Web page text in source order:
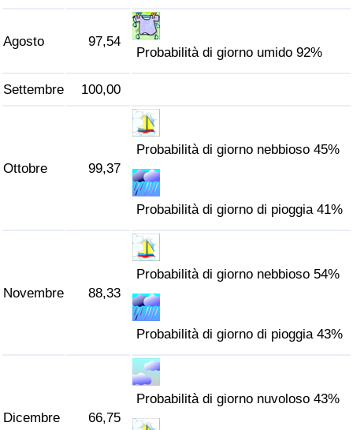
Agosto 97,54
Probabilità di giorno umido 92%
Settembre 100,00
Ottobre 99,37
Probabilità di giorno nebbioso 45%
Probabilità di giorno di pioggia 41%
Novembre 88,33
Probabilità di giorno nebbioso 54%
Probabilità di giorno di pioggia 43%
Dicembre 66,75
Probabilità di giorno nuvoloso 43%